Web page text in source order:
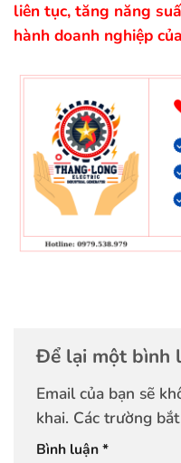
liên tục, tăng năng
hành doanh nghiệp
Để lại một bình
Email của bạn sẽ
khai. Các trường
Bình luận*